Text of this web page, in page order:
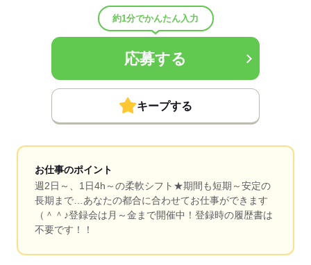
約1分でかんたん入力
応募する
キープする
お仕事のポイント
週2日～、1日4h～の柔軟シフト★期間も短期～安定の
長期まで…あなたの都合に合わせてお仕事ができます
（＾＾♪登録会は月～金まで開催中！登録時の履歴書は
不要です！！